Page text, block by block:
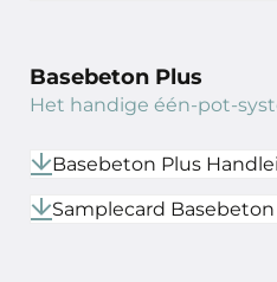
Basebeton Plus
Het handige één-pot-
Basebeton Plus
Samplecard